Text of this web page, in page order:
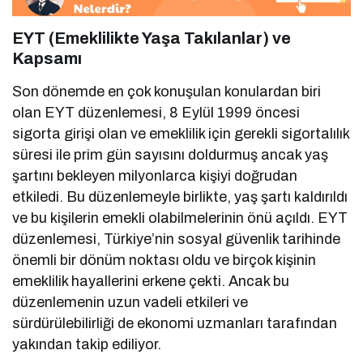
EYT (Emeklilikte Yaşa Takılanlar) ve
Kapsamı
Son dönemde en çok konuşulan konulardan biri
olan EYT düzenlemesi, 8 Eylül 1999 öncesi
sigorta girişi olan ve emeklilik için gerekli sigortalılık
süresi ile prim gün sayısını doldurmuş ancak yaş
şartını bekleyen milyonlarca kişiyi doğrudan
etkiledi. Bu düzenlemeyle birlikte, yaş şartı kaldırıldı
ve bu kişilerin emekli olabilmelerinin önü açıldı. EYT
düzenlemesi, Türkiye’nin sosyal güvenlik tarihinde
önemli bir dönüm noktası oldu ve birçok kişinin
emeklilik hayallerini erkene çekti. Ancak bu
düzenlemenin uzun vadeli etkileri ve
sürdürülebilirliği de ekonomi uzmanları tarafından
yakından takip ediliyor.